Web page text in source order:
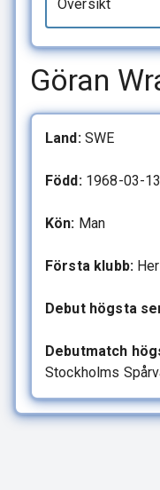
Översikt
Göran
Land:SWE
Född:1968-03-13
Kön: Man
Första klubb:
Debut högsta
Debutmatch
Stockholms